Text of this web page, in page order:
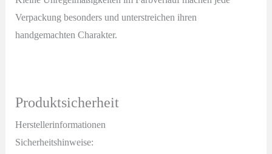
Verpackung besonders und unterstreichen ihren
handgemachten Charakter.
Produktsicherheit
Herstellerinformationen
Sicherheitshinweise: